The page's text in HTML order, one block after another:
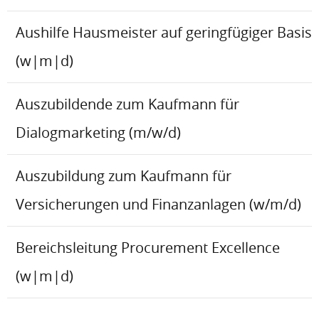
Aushilfe Hausmeister auf geringfügiger Basis
(w|m|d)
Auszubildende zum Kaufmann für
Dialogmarketing (m/w/d)
Auszubildung zum Kaufmann für
Versicherungen und Finanzanlagen (w/m/d)
Bereichsleitung Procurement Excellence
(w|m|d)